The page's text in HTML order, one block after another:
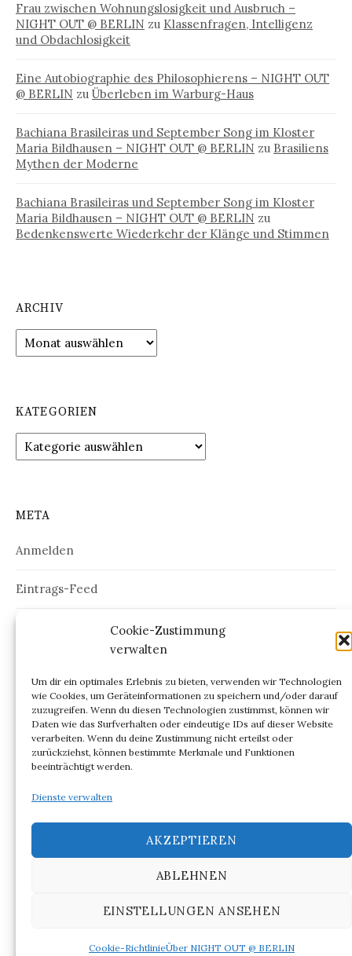
Cookie-Zustimmung
verwalten
Um dir ein optimales Erlebnis zu bieten, verwenden wir Technologien
wie Cookies, um Geräteinformationen zu speichern und/oder darauf
zuzugreifen. Wenn du diesen Technologien zustimmst, können wir
Daten wie das Surfverhalten oder eindeutige IDs auf dieser Website
verarbeiten. Wenn du deine Zustimmung nicht erteilst oder
zurückziehst, können bestimmte Merkmale und Funktionen
beeinträchtigt werden.
Dienste verwalten
AKZEPTIEREN
ABLEHNEN
EINSTELLUNGEN ANSEHEN
Cookie-RichtlinieÜber NIGHT OUT @ BERLIN
Frau zwischen Wohnungslosigkeit und Ausbruch –
NIGHT OUT @ BERLIN zu Klassenfragen, Intelligenz
und Obdachlosigkeit
Eine Autobiographie des Philosophierens – NIGHT OUT
@ BERLIN zu Überleben im Warburg-Haus
Bachiana Brasileiras und September Song im Kloster
Maria Bildhausen – NIGHT OUT @ BERLIN zu Brasiliens
Mythen der Moderne
Bachiana Brasileiras und September Song im Kloster
Maria Bildhausen – NIGHT OUT @ BERLIN zu
Bedenkenswerte Wiederkehr der Klänge und Stimmen
ARCHIV
Archiv
KATEGORIEN
Kategorien
META
Anmelden
Eintrags-Feed
Kommentar-Feed
ARCHIV
Archiv
© 2026NIGHT OUT @ BERLIN